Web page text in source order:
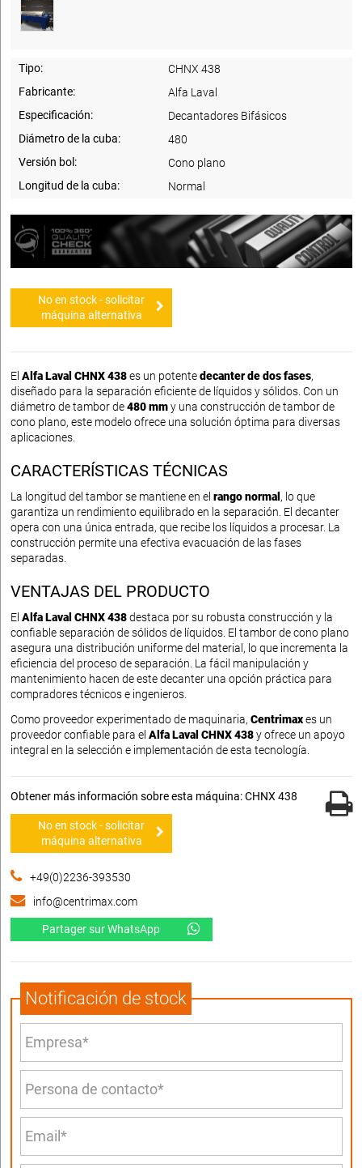
Tipo:
CHNX 438
Fabricante:
Alfa Laval
Especificación:
Decantadores Bifásicos
Diámetro de la cuba:
480
Versión bol:
Cono plano
Longitud de la cuba:
Normal
No en stock - solicitar
máquina alternativa
El Alfa Laval CHNX 438es un potentedecanter de dos fases,
diseñado para la separación eficiente de líquidos y sólidos. Con un
diámetro de tambor de480 mmy una construcción de tambor de
cono plano, este modelo ofrece una solución óptima para diversas
aplicaciones.
CARACTERÍSTICAS TÉCNICAS
La longitud del tambor se mantiene en el rango normal , lo que
garantiza un rendimiento equilibrado en la separación. El decanter
opera con una única entrada, que recibe los líquidos a procesar. La
construcción permite una efectiva evacuación de las fases
separadas.
VENTAJAS DEL PRODUCTO
El Alfa Laval CHNX 438destaca por su robusta construcción y la
confiable separación de sólidos de líquidos. El tambor de cono plano
asegura una distribución uniforme del material, lo que incrementa la
eficiencia del proceso de separación. La fácil manipulación y
mantenimiento hacen de este decanter una opción práctica para
compradores técnicos e ingenieros.
Como proveedor experimentado de maquinaria, Centrimaxes un
proveedor confiable para el Alfa Laval CHNX 438y ofrece un apoyo
integral en la selección e implementación de esta tecnología.
Obtener más información sobre esta máquina: CHNX 438
No en stock - solicitar
máquina alternativa
+49(0)2236-393530
info@centrimax.com
Partager sur WhatsApp
Notificación de stock